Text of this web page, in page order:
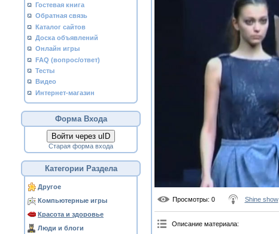
Гостевая книга
Обратная связь
Каталог сайтов
Доска объявлений
Онлайн игры
FAQ (вопрос/ответ)
Тесты
Видео
Интернет-магазин
Форма Входа
Войти через uID
Старая форма входа
Категории Раздела
Другое
Компьютерные игры
Красота и здоровье
Люди и блоги
Просмотры: 0 Shine show
Описание материала: